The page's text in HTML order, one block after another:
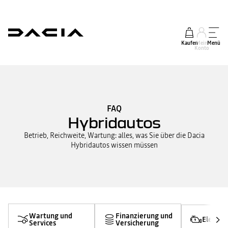
KaufenMein
Konto
Menü
FAQ
Hybridautos
Betrieb, Reichweite, Wartung: alles, was Sie über die Dacia
Hybridautos wissen müssen
Wartung und
Services
Finanzierung und
Versicherung